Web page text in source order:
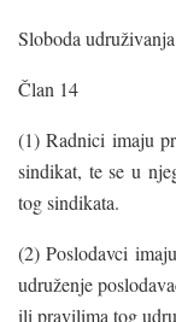
Sloboda udruživanja
Član 14
(1) Radnici imaju
sindikat, te se u
tog sindikata.
(2) Poslodavci
udruženje
ili pravilima tog